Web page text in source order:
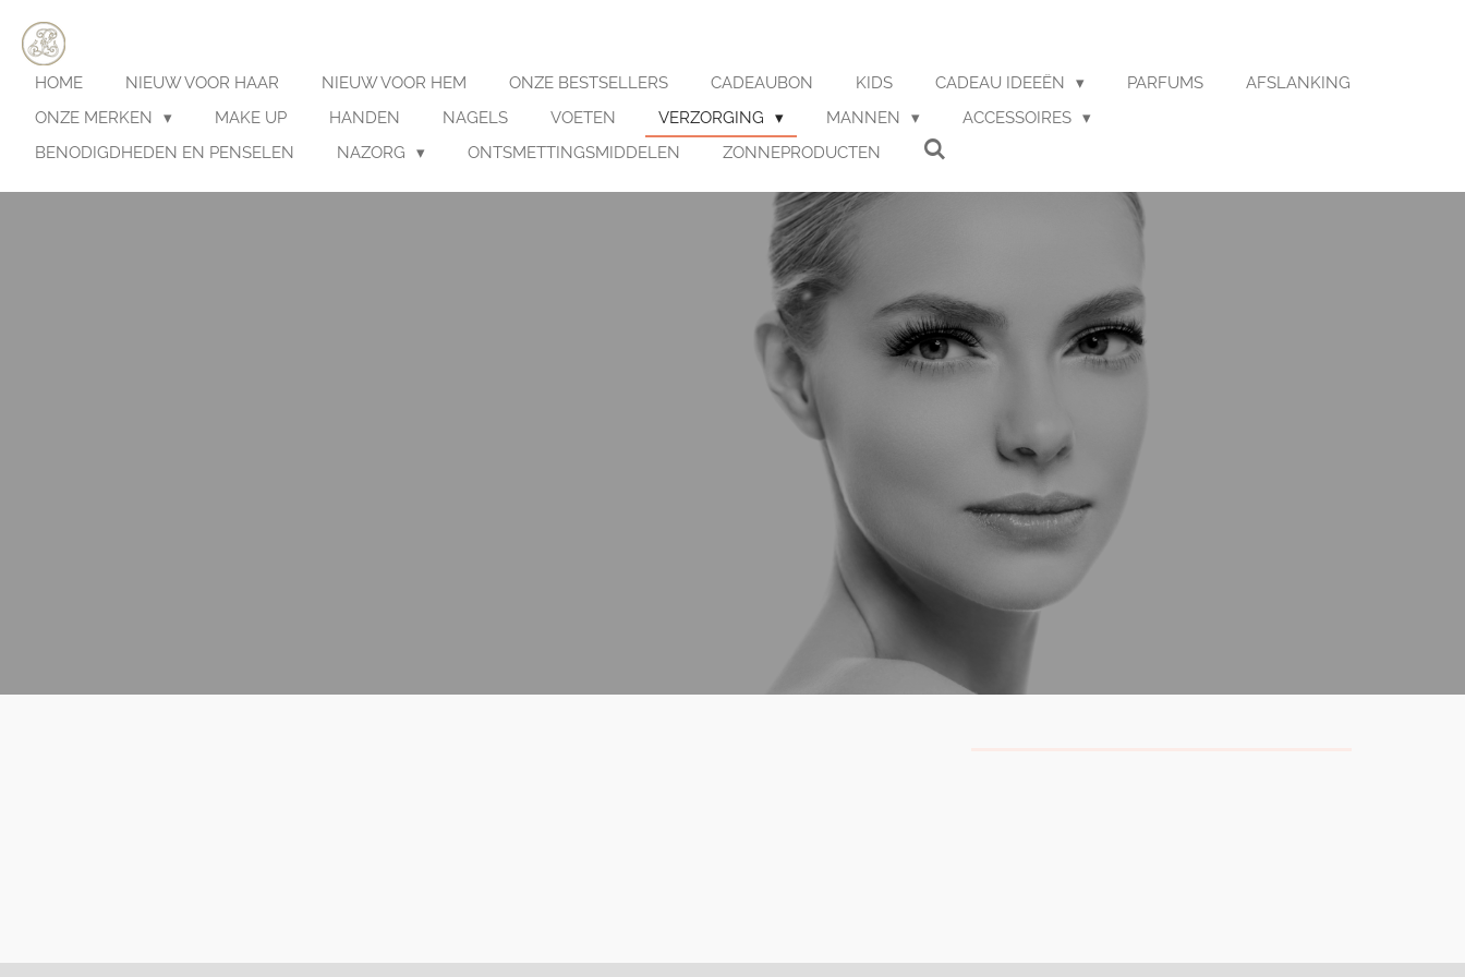
Ga
direct
naar
hoofdinhoud
HOME NIEUW VOOR HAAR NIEUW VOOR HEM ONZE BESTSELLERS CADEAUBON KIDS CADEAU IDEEËN PARFUMS
AFSLANKING
ONZE MERKEN
MAKE UP HANDEN NAGELS VOETEN VERZORGING MANNEN
ACCESSOIRES
BENODIGDHEDEN EN PENSELEN
NAZORG ONTSMETTINGSMIDDELEN ZONNEPRODUCTEN